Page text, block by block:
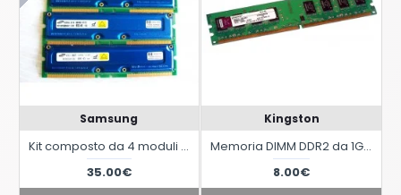
Samsung
Kit composto da 4 moduli RIMM di memoria Samsung da 128MB ECC 800mhz RDRAM
35.00€
Kingston
Memoria DIMM DDR2 da 1GB KVR800D2N5/1G
8.00€